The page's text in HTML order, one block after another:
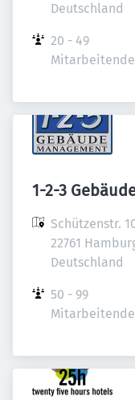
Deutschland
20 - 49
Mitarbeitende
1-2-3
Schützenstr.
22761
Deutschland
50 - 99
Mitarbeitende